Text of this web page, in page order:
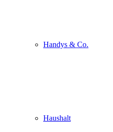
Handys & Co.
Haushalt